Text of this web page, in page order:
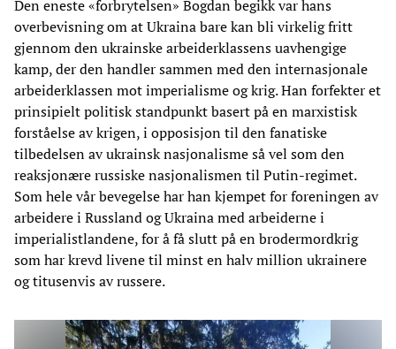
Den eneste «forbrytelsen» Bogdan begikk var hans
overbevisning om at Ukraina bare kan bli virkelig fritt
gjennom den ukrainske arbeiderklassens uavhengige
kamp, der den handler sammen med den internasjonale
arbeiderklassen mot imperialisme og krig. Han forfekter et
prinsipielt politisk standpunkt basert på en marxistisk
forståelse av krigen, i opposisjon til den fanatiske
tilbedelsen av ukrainsk nasjonalisme så vel som den
reaksjonære russiske nasjonalismen til Putin-regimet.
Som hele vår bevegelse har han kjempet for foreningen av
arbeidere i Russland og Ukraina med arbeiderne i
imperialistlandene, for å få slutt på en brodermordkrig
som har krevd livene til minst en halv million ukrainere
og titusenvis av russere.